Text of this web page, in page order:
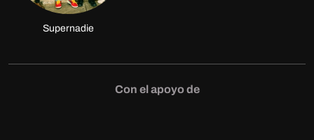
Supernadie
Con el apoyo de